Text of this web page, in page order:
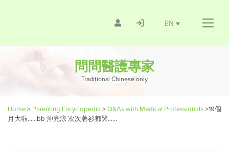
EN
問問醫護專家
Traditional Chinese only
Home> Parenting Encyclopedia > Q&As with Medical Professionals>19個
月大啦……bb 沖完涼 次次著衫都哭……